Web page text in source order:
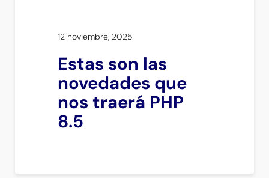
12 noviembre, 2025
Estas son las
novedades que
nos traerá PHP
8.5